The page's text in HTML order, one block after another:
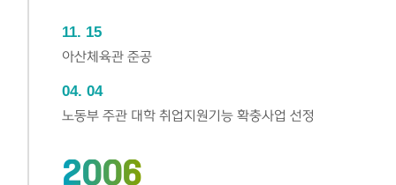
11 15
아산체육관 준공
04 04
노동부 주관 대학 취업지원기능 확충사업 선정
2006